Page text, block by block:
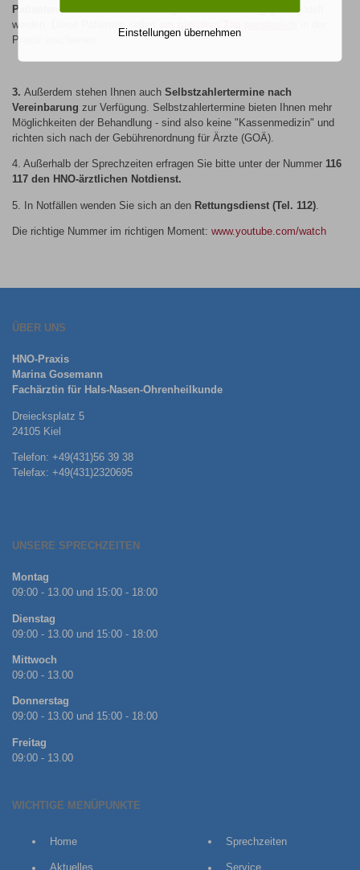
Patienten mit HAFA-Überweisungen dürfen vorrangigbehandelt
werden. Diese Patienten sollen
Praxis erscheinen.
3. Außerdem stehen Ihnen auch Selbstzahlertermine nach
Vereinbarung zur Verfügung. Selbstzahlertermine bieten Ihnen mehr
Möglichkeiten der Behandlung - sind also keine "Kassenmedizin" und
richten sich nach der Gebührenordnung für Ärzte (GOÄ).
4. Außerhalb der Sprechzeiten erfragen Sie bitte unter der Nummer 116
117 den HNO-ärztlichen Notdienst.
5. In Notfällen wenden Sie sich an den Rettungsdienst (Tel. 112)
Die richtige Nummer im richtigen Moment: www.youtube.com/watch
ÜBER UNS
HNO-Praxis
Marina Gosemann
Fachärztin für Hals-Nasen-Ohrenheilkunde
Dreiecksplatz 5
24105 Kiel
Telefon: +49(431)56 39 38
Telefax: +49(431)2320695
UNSERE SPRECHZEITEN
Montag
09:00 - 13.00 und 15:00 - 18:00
Dienstag
09:00 - 13.00 und 15:00 - 18:00
Mittwoch
09:00 - 13.00
Donnerstag
09:00 - 13.00 und 15:00 - 18:00
Freitag
09:00 - 13.00
WICHTIGE MENÜPUNKTE
Home Sprechzeiten
Einstellungen übernehmen